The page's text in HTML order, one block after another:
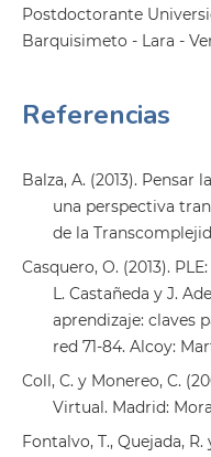
Postdoctorante
Barquisimeto - Lara -
Referencias
Balza, A. (2013).
una perspectiva
de la
Casquero, O. (2013).
L. Castañeda y J.
aprendizaje: claves
red 71-84. Alcoy:
Coll, C. y Monereo, C.
Virtual. Madrid:
Fontalvo, T., Quejada, R.